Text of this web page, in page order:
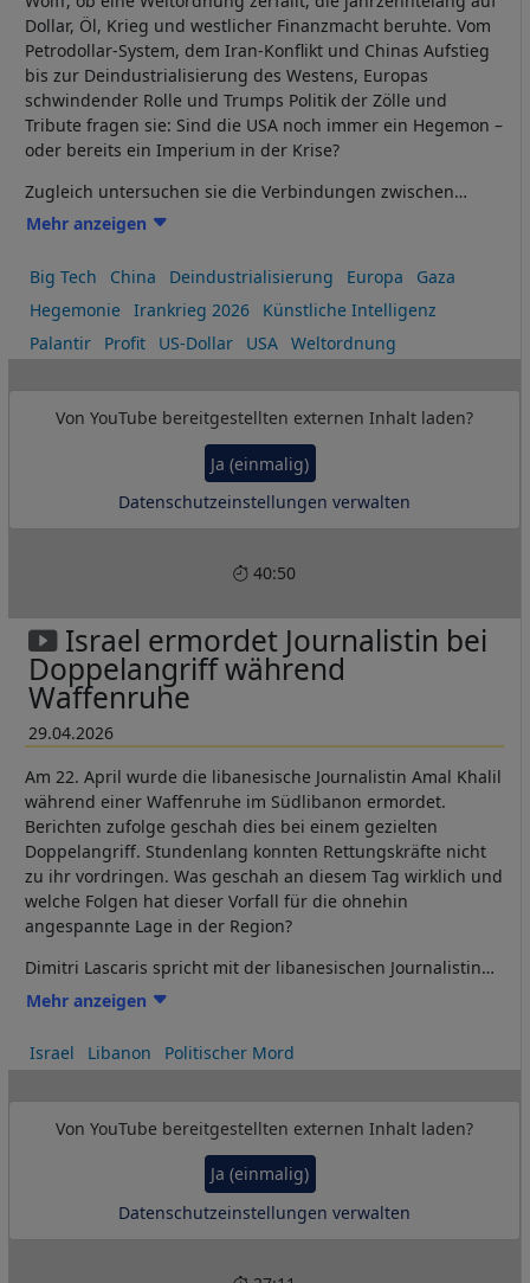
Dollar, Öl, Krieg und westlicher Finanzmacht beruhte. Vom
Petrodollar-System, dem Iran-Konflikt und Chinas Aufstieg
bis zur Deindustrialisierung des Westens, Europas
schwindender Rolle und Trumps Politik der Zölle und
Tribute fragen sie: Sind die USA noch immer ein Hegemon –
oder bereits ein Imperium in der Krise?
Zugleich untersuchen sie die Verbindungen zwischen
Israel, Gaza, Big Tech, Palantir, künstlicher Intelligenz und
militärischer Datennutzung. Dienen moderne Kriege längst
auch als Testfelder für neue Technologien und
Profitmodelle – und wem werden die Maschinen der
Zukunft gehören?
Mehr anzeigen
Big Tech China Deindustrialisierung Europa
Gaza
Hegemonie
Irankrieg 2026
Künstliche Intelligenz
Palantir
Profit US-Dollar USA Weltordnung
Von YouTube bereitgestellten externen Inhalt laden?
Ja (einmalig)
Datenschutzeinstellungen verwalten
40:50
29.04.2026
Israel ermordet Journalistin bei
Doppelangriff während
Waffenruhe
Am 22. April wurde die libanesische Journalistin Amal Khalil
während einer Waffenruhe im Südlibanon ermordet.
Berichten zufolge geschah dies bei einem gezielten
Doppelangriff. Stundenlang konnten Rettungskräfte nicht
zu ihr vordringen. Was geschah an diesem Tag wirklich und
welche Folgen hat dieser Vorfall für die ohnehin
angespannte Lage in der Region?
Dimitri Lascaris spricht mit der libanesischen Journalistin
Marwa Osman über die Hintergründe des Angriffs, die
zunehmenden Verstöße gegen den Waffenstillstand und
die Frage, ob eine neue Eskalation bevorsteht.
Mehr anzeigen
Israel Libanon Politischer Mord
Von YouTube bereitgestellten externen Inhalt laden?
Ja (einmalig)
Datenschutzeinstellungen verwalten